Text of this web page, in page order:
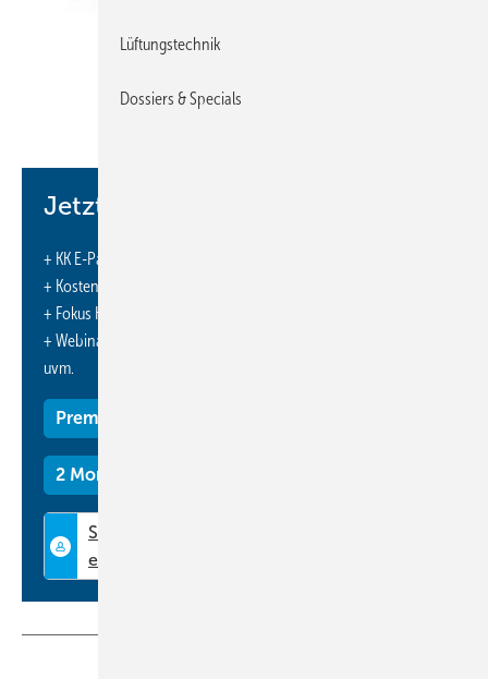
Jetzt weiterlesen und profitieren.
+ KK E-Paper-Ausgabe – jeden Monat neu
+ Kostenfreien Zugang zu unserem Online-Archiv
+ Fokus KK: Sonderhefte (PDF)
+ Webinare und Veranstaltungen mit Rabatten
uvm.
Premium Mitgliedschaft
2 Monate kostenlos testen
Lüftungstechnik
Dossiers & Specials